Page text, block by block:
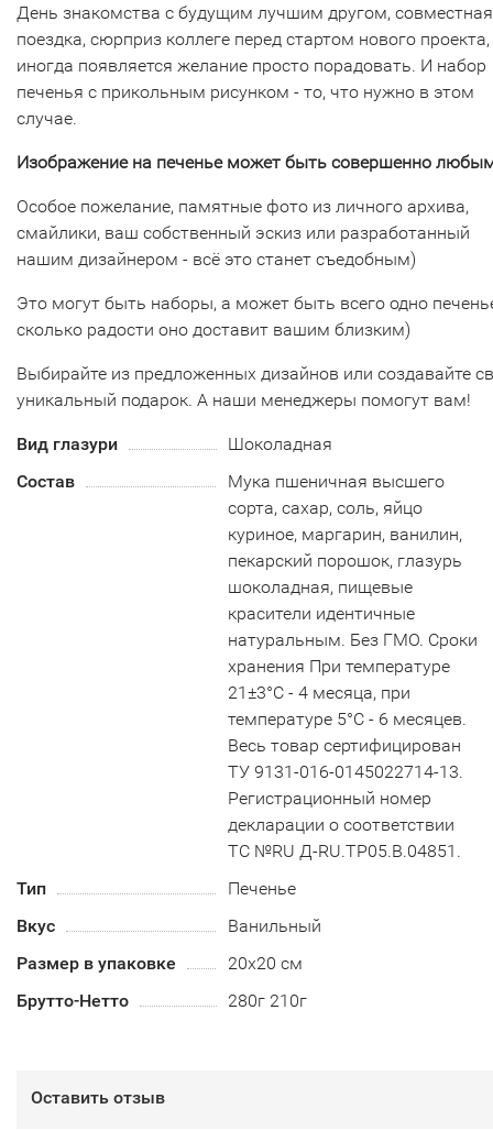
День знакомства с будущим лучшим другом, совместная
поездка, сюрприз коллеге перед стартом нового
иногда появляется желание просто порадовать. И набор
печенья с прикольным рисунком - то, что нужно в этом
случае.
Изображение на печенье может быть совершенно
Особое пожелание, памятные фото из личного архива,
смайлики, ваш собственный эскиз или разработанный
нашим дизайнером - всё это станет съедобным)
Это могут быть наборы, а может быть всего одно
сколько радости оно доставит вашим близким)
Выбирайте из предложенных дизайнов или создавайте
уникальный подарок. А наши менеджеры помогут вам!
Вид глазури
Шоколадная
Состав
Мука пшеничная высшего
сорта, сахар, соль, яйцо
куриное, маргарин, ванилин,
пекарский порошок, глазурь
шоколадная, пищевые
красители идентичные
натуральным. Без ГМО. Сроки
хранения При температуре
21±3°С - 4 месяца, при
температуре 5°С - 6 месяцев.
Весь товар сертифицирован
ТУ 9131-016-0145022714-13.
Регистрационный номер
декларации о соответствии
ТС №RU Д-RU.TP05.B.04851.
Тип
Печенье
Вкус
Ванильный
Размер в упаковке
20х20 см
Брутто-Нетто
280г 210г
Оставить отзыв